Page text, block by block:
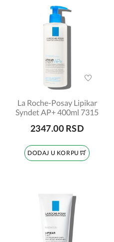
La Roche-Posay Lipikar
Syndet AP+ 400ml 7315
2347.00 RSD
DODAJ U KORPU